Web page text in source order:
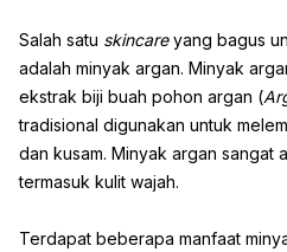
Salah satu skincareyang bagus
adalah minyak argan. Minyak
ekstrak biji buah pohon argan (
tradisional digunakan untuk
dan kusam. Minyak argan sangat
termasuk kulit wajah.
Terdapat beberapa manfaat